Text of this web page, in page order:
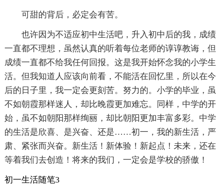
可甜的背后，必定会有苦。
也许因为不适应初中生活吧，升入初中后的我，成绩
一直都不理想，虽然认真的听着每位老师的谆谆教诲，但
成绩一直都不给我任何回报。这是我开始怀念我的小学生
活。但我知道人应该向前看，不能活在回忆里，所以在今
后的日子里，我一定会更刻苦。努力的。小学的毕业，虽
不如朝霞那样迷人，却比晚霞更加难忘。同样，中学的开
始，虽不如朝阳那样绚丽，却比朝阳更加丰富多彩。中学
的生活是欣喜、是兴奋、还是……初一，我的新生活，严
肃、紧张而兴奋。新生活！新体验！新起点！未来，还在
等着我们去创造！将来的我们，一定会是学校的骄傲！
初一生活随笔3